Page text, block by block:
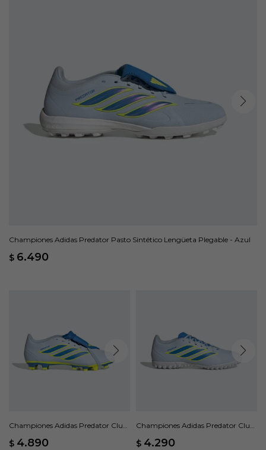
Championes Adidas Predator Pasto Sintético Lengüeta Plegable - Azul
$ 6.490
Championes Adidas Predator Club
$ 4.890
Championes Adidas Predator Club
$ 4.290